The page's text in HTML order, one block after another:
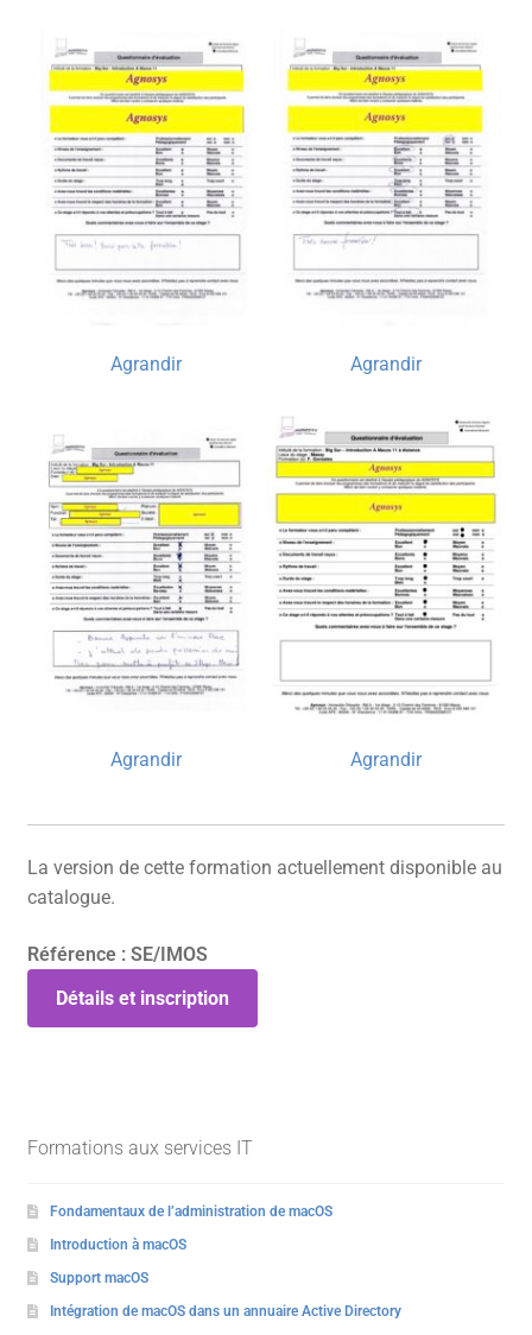
Agrandir Agrandir
Agrandir Agrandir
La version de cette formation actuellement disponible au
catalogue.
Référence : SE/IMOS
Détails et inscription
Formations aux services IT
Fondamentaux de l’administration de macOS
Introduction à macOS
Support macOS
Intégration de macOS dans un annuaire Active Directory